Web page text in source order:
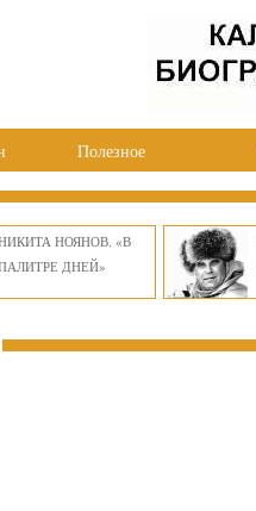
Полезное
НОЯНОВ. «В
ДНЕЙ»